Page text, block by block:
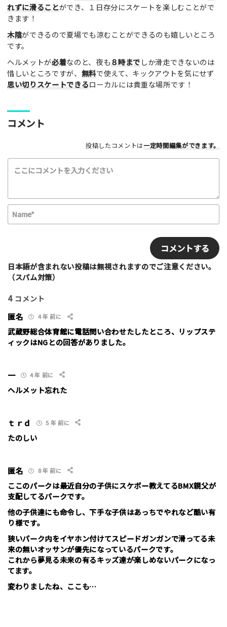
レビュー本文（※必須）
スケートボード
スクーター
最高！
よかった！ ふつう
いまいち
最悪
上級者向け
利用者多い
利用者少ない
女性多い
ニックネーム （任意/公開）
性別
年齢
お名前 （非公開/任意）
メールアドレス （非公開/任意）
当サイトへメッセージなどございましたら
れずに滑ることができ、１日存分にスケートを楽しむことがで
きます！
木陰ができるので夏場でも涼むことができるのも嬉しいところ
です。
ヘルメットが必着なのと、夜も８時までしか滑走できないのは
惜しいところですが、 無料で使えて、キックアウトを気にせず
思い切りスケートできるローカルには貴重な場所です！
コメント
投稿したコメントは一定時間編集ができます。
*
i日本語が含まれない投稿は無視されますのでご注意ください。
（スパム対策）
4 コメント
匿名 4 年 前に
武蔵野総合体育館に電話問い合わせたしたところ、リップステ
ィックはNGとの回答がありました。
一 4 年 前に
ヘルメット忘れた
ｔｒｄ 5 年 前に
たのしい
匿名 8 年 前に
ここのパークは最近自分の子供にスケボー教えてるBMX親父が
支配してるパークです。
他の子供達にも命令し、下手な子供はあっちでやれなど酷い有
り様です。
狭いパーク内をイヤホン付けてスピードガンガンで滑ってる未
来の無いオッサンが優先になっているパークです。
これから夢見る未来の有るキッズ達が楽しめないパークになっ
てます。
変わりましたね、ここも…